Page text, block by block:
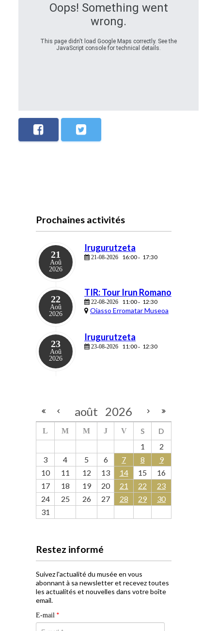
Oops! Something went
wrong.
This page didn't load Google Maps correctly. See the
JavaScript console for technical details.
Prochaines activités
21
Aoû
2026
Irugurutzeta
21-08-2026 16:00- 17:30
22
Aoû
2026
TIR: Tour Irun Romano
22-08-2026 11:00- 12:30
Oiasso Erromatar Museoa
23
Aoû
2026
Irugurutzeta
23-08-2026 11:00- 12:30
août 2026
L M M J V S
D
1
2
3
4 5 6 7 8
9
10
11 12 13 14 15
16
17
18 19 20 21 22
23
24
25 26 27 28 29
30
31
Restez informé
Suivez l'actualité du musée en vous
abonnant à sa newsletter et recevez toutes
les actualités et nouvelles dans votre boîte
email.
E-mail *